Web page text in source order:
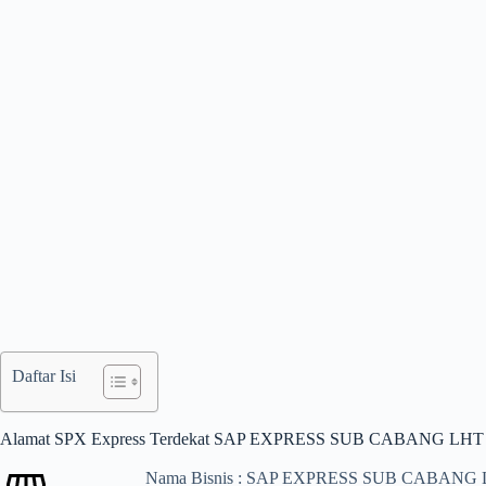
Daftar Isi
Alamat SPX Express Terdekat SAP EXPRESS SUB CABANG LHT
Nama Bisnis : SAP EXPRESS SUB CABANG